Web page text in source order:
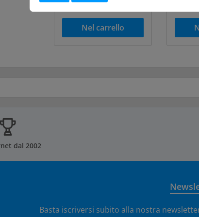
di spedizione
Nel carrello
dal 2002
Basta iscriversi subito alla nostra